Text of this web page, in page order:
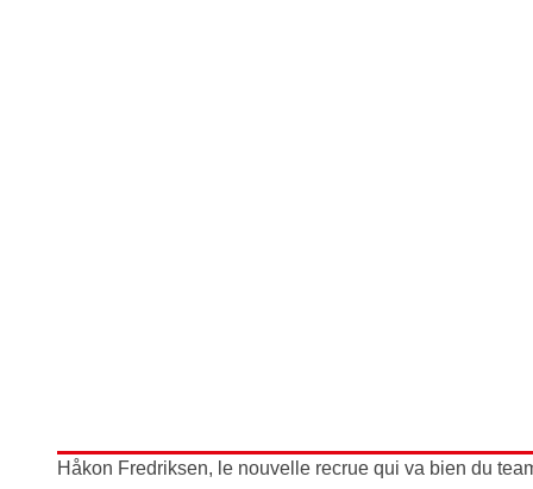
Håkon Fredriksen, le nouvelle recrue qui va bien du